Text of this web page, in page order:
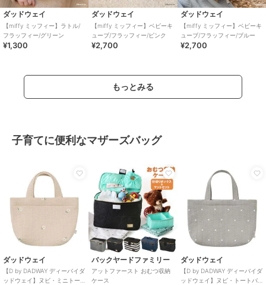
ダッドウェイ
【miffy ミッフィー】ラトル/
フラッフィー/グリーン
¥1,300
ダッドウェイ
【miffy ミッフィー】ベビーキ
ューブ/フラッフィー/ピンク
¥2,700
ダッドウェイ
【miffy ミッフィー】ベビーキ
ューブ/フラッフィー/ブルー
¥2,700
もっとみる
子育てに便利なマザーズバッグ
ダッドウェイ
【D by DADWAY ディーバイダ
ッドウェイ】ヌビ・ミニトー
バックヤードファミリー
アットファースト おむつ収納
ケース
ダッドウェイ
【D by DADWAY ディーバイダ
ッドウェイ】ヌビ・トートバ